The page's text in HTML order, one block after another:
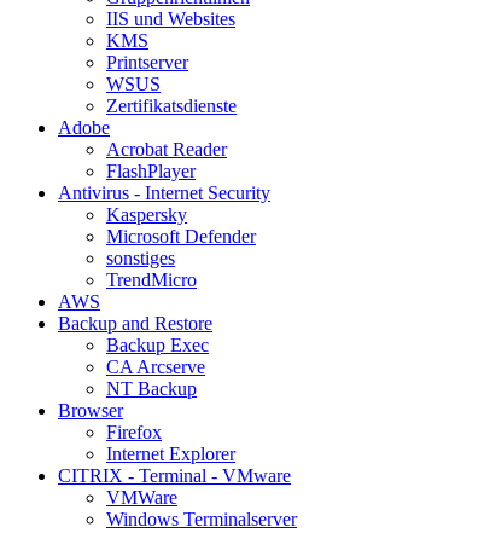
IIS und Websites
KMS
Printserver
WSUS
Zertifikatsdienste
Adobe
Acrobat Reader
FlashPlayer
Antivirus - Internet Security
Kaspersky
Microsoft Defender
sonstiges
TrendMicro
AWS
Backup and Restore
Backup Exec
CA Arcserve
NT Backup
Browser
Firefox
Internet Explorer
CITRIX - Terminal - VMware
VMWare
Windows Terminalserver